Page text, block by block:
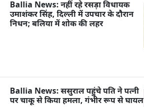
Ballia News: नहीं रहे रसड़ा विधायक
उमाशंकर सिंह, दिल्ली में उपचार के दौरान
निधन; बलिया में शोक की लहर
Ballia News: ससुराल पहुंचे पति ने पत्नी
पर चाकू से किया हमला, गंभीर रूप से घायल